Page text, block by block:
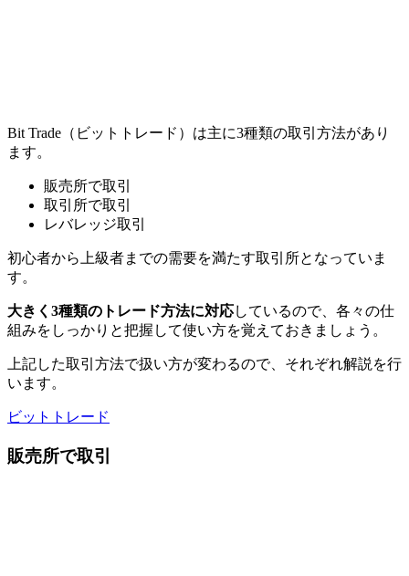
Bit Trade（ビットトレード）は主に3種類の取引方法があり
ます。
販売所で取引
取引所で取引
レバレッジ取引
初心者から上級者までの需要を満たす取引所となっていま
す。
大きく3種類のトレード方法に対応しているので、各々の仕
組みをしっかりと把握して使い方を覚えておきましょう。
上記した取引方法で扱い方が変わるので、それぞれ解説を行
います。
ビットトレード
販売所で取引